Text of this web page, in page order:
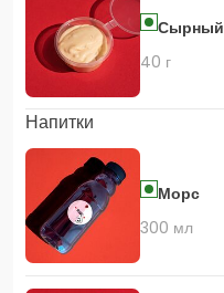
Сырный
40 г
Напитки
Морс
300 мл